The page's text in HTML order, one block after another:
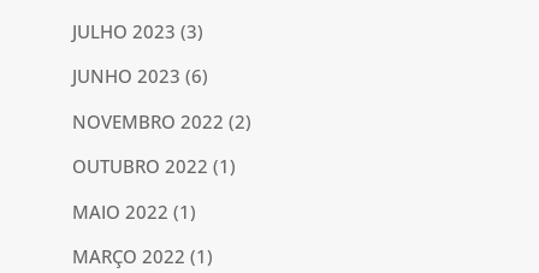
JULHO 2023 (3)
JUNHO 2023 (6)
NOVEMBRO 2022 (2)
OUTUBRO 2022 (1)
MAIO 2022 (1)
MARÇO 2022 (1)